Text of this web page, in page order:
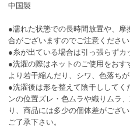
中国製
●濡れた状態での長時間放置や、
合がございますのでご注意ください
●糸が出ている場合は引っ張らずカ
●洗濯の際はネットのご使用をお
より若干縮んだり、シワ、色落ち
●洗濯後は形を整えて陰干しして
ンの位置ズレ・色ムラや織りムラ
り、商品には多少の個体差がござい
ご了承下さい。